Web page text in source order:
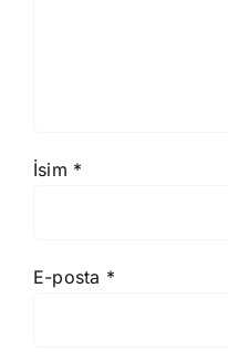
İsim *
E-posta *